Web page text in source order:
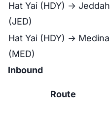
Hat Yai (HDY) → Jeddah
(JED)
Hat Yai (HDY) → Medina
(MED)
Inbound
Route